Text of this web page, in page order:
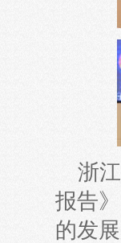
浙
报告
的发